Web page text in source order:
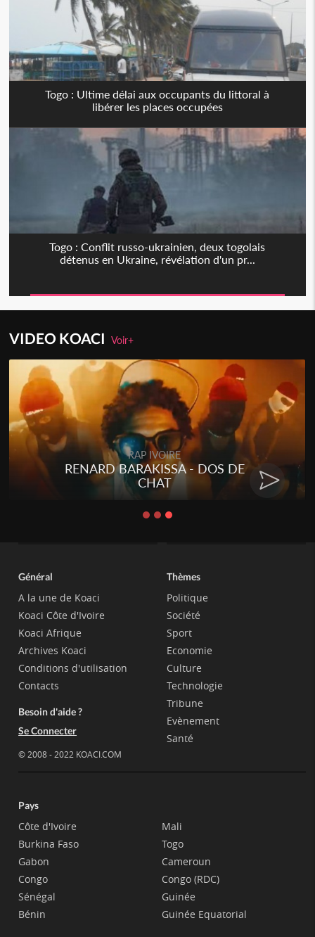
Togo : Ultime délai aux occupants du littoral à
libérer les places occupées
Togo : Conflit russo-ukrainien, deux togolais
détenus en Ukraine, révélation d'un pr...
VIDEO KOACIVoir+
RAP IVOIRE
RENARD BARAKISSA - DOS DE
CHAT
Général
A la une de Koaci
Koaci Côte d'Ivoire
Koaci Afrique
Archives Koaci
Conditions d'utilisation
Contacts
Besoin d'aide ?
Se Connecter
© 2008 - 2022 KOACI.COM
Thèmes
Politique
Société
Sport
Economie
Culture
Technologie
Tribune
Evènement
Santé
Pays
Côte d'Ivoire
Burkina Faso
Gabon
Congo
Sénégal
Bénin
Mali
Togo
Cameroun
Congo (RDC)
Guinée
Guinée Equatorial